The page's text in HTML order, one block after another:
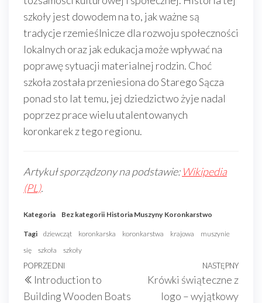
szkoły jest dowodem na to, jak ważne są
tradycje rzemieślnicze dla rozwoju społeczności
lokalnych oraz jak edukacja może wpływać na
poprawę sytuacji materialnej rodzin. Choć
szkoła została przeniesiona do Starego Sącza
ponad sto lat temu, jej dziedzictwo żyje nadal
poprzez prace wielu utalentowanych
koronkarek z tego regionu.
Artykuł sporządzony na podstawie: Wikipedia
(PL).
Kategoria Bez kategorii Historia Muszyny Koronkarstwo
Tagi dziewcząt koronkarska koronkarstwa krajowa
muszynie
się
szkoła szkoły
Nawigacja
wpisu
Poprzedni
wpis
POPRZEDNI
Introduction to
Building Wooden Boats
wpis
NASTĘPNY
Krówki świąteczne z
logo – wyjątkowy